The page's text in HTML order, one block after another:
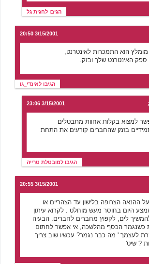
הגיבו לחגית גל
3/15/2001 20:50
הוא התמכרות לאינטרנט,
האינטרנט שלך ובזק.
הגיבו לאינדי_גו
3/15/2001 23:06
למצוא בקלות אחוות מתבטלים
בזמן שהחברים קורעים את התחת
הגיבו למובטלת טרייה
3/15/2001 20:55
ההנאה הצרופה בלישון עד הצהריים או
היום בחוסר מעש מוחלט . לקרוא עיתון
לים, לקפוץ מחברים לחברים. הבעיה
כשנגמר הכסף מהלשכה, אי אפשר לחתום
לעצמך ' מה כבר נגמר? עכשיו שוב צריך
? שיט'